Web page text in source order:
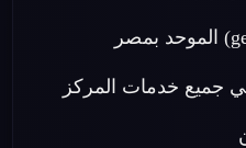
جميع خدمات المركز